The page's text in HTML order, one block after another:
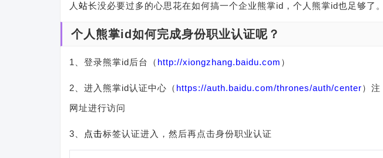
人 站长没必要过多的心思花在如何搞一个企业熊掌id，个人熊掌id也足够了。
个人熊掌id如何完成身份职业认证呢？
1、登录熊掌id后台（ http://xiongzhang.baidu.com ）
2、进入熊掌id认证中心（ https://auth.baidu.com/thrones/auth/center）
网址进行访问
3、 点击标签认证进入，然后再点击身份职业认证